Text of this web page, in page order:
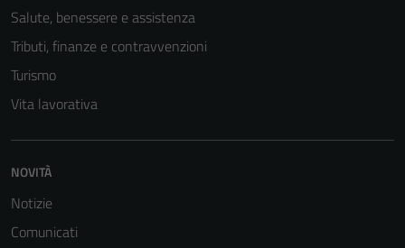
Salute, benessere e assistenza
Tributi, finanze e contravvenzioni
Turismo
Vita lavorativa
NOVITÀ
Notizie
Comunicati